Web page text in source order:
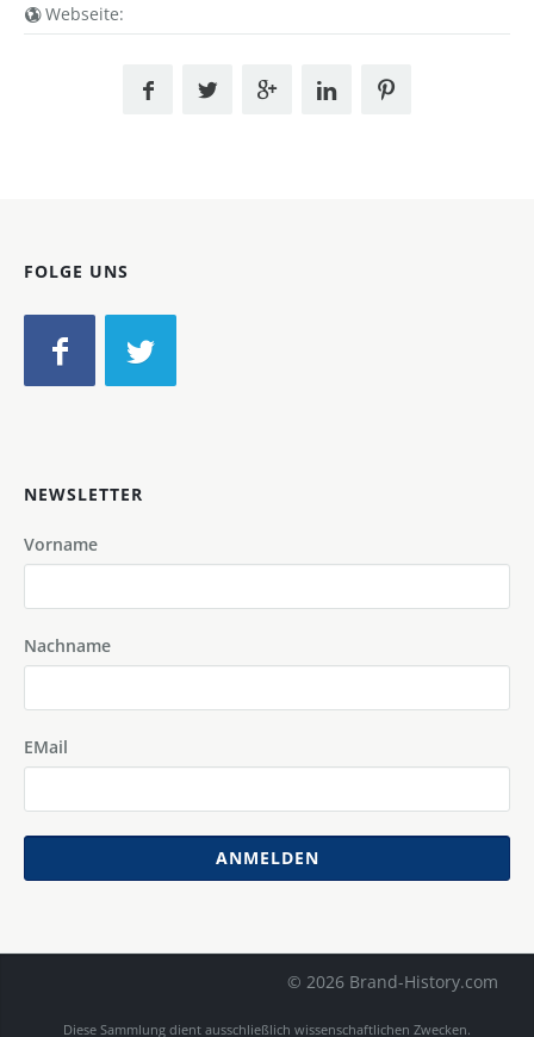
Webseite:
FOLGE UNS
NEWSLETTER
Vorname
Nachname
EMail
ANMELDEN
© 2026 Brand-History.com
Diese Sammlung dient ausschließlich wissenschaftlichen Zwecken.